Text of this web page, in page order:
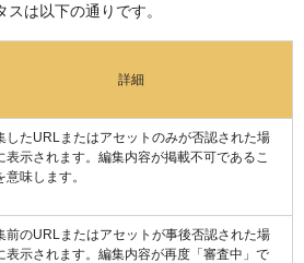
は以下の通りです。
詳細
したURLまたはアセットのみが否認された場
表示されます。編集内容が掲載不可であるこ
意味します。
前のURLまたはアセットが事後否認された場
表示されます。編集内容が再度「審査中」で